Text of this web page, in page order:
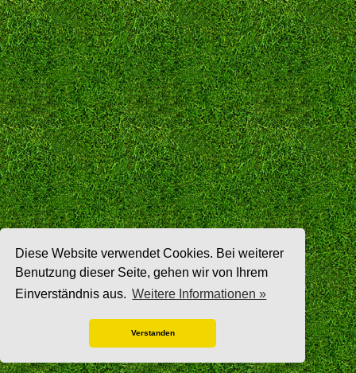
Diese Website verwendet Cookies. Bei weiterer
Benutzung dieser Seite, gehen wir von Ihrem
Einverständnis aus. Weitere Informationen »
Verstanden